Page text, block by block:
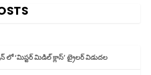
లో ‘మిస్టర్ మిడిల్ క్లాస్’ ట్రైలర్ విడుదల